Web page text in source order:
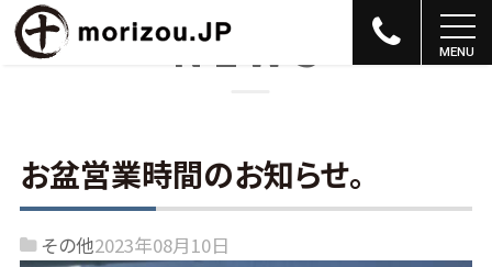
NEWS
お盆営業時間のお知らせ。
その他2023年08月10日